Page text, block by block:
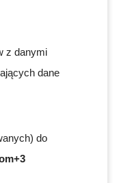
z danymi
dane
do